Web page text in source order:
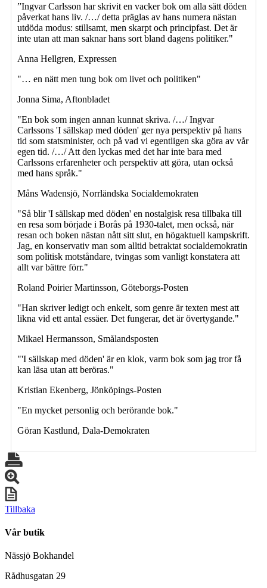
”Ingvar Carlsson har skrivit en vacker bok om alla sätt döden
påverkat hans liv. /…/ detta präglas av hans numera nästan
utdöda modus: stillsamt, men skarpt och principfast. Det är
inte utan att man saknar hans sort bland dagens politiker."
Anna Hellgren, Expressen
"… en nätt men tung bok om livet och politiken"
Jonna Sima, Aftonbladet
"En bok som ingen annan kunnat skriva. /…/ Ingvar
Carlssons 'I sällskap med döden' ger nya perspektiv på hans
tid som statsminister, och på vad vi egentligen ska göra av vår
egen tid. /…/ Att den lyckas med det har inte bara med
Carlssons erfarenheter och perspektiv att göra, utan också
med hans språk."
Måns Wadensjö, Norrländska Socialdemokraten
"Så blir 'I sällskap med döden' en nostalgisk resa tillbaka till
en resa som började i Borås på 1930-talet, men också, när
resan och boken nästan nått sitt slut, en högaktuell kampskrift.
Jag, en konservativ man som alltid betraktat socialdemokratin
som politisk motståndare, tvingas som vanligt konstatera att
allt var bättre förr."
Roland Poirier Martinsson, Göteborgs-Posten
"Han skriver ledigt och enkelt, som genre är texten mest att
likna vid ett antal essäer. Det fungerar, det är övertygande."
Mikael Hermansson, Smålandsposten
"'I sällskap med döden' är en klok, varm bok som jag tror få
kan läsa utan att beröras."
Kristian Ekenberg, Jönköpings-Posten
"En mycket personlig och berörande bok."
Göran Kastlund, Dala-Demokraten
Tillbaka
Vår butik
Nässjö Bokhandel
Rådhusgatan 29